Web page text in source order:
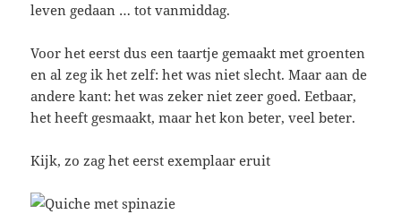
leven gedaan … tot vanmiddag.
Voor het eerst dus een taartje gemaakt met groenten
en al zeg ik het zelf: het was niet slecht. Maar aan de
andere kant: het was zeker niet zeer goed. Eetbaar,
het heeft gesmaakt, maar het kon beter, veel beter.
Kijk, zo zag het eerst exemplaar eruit